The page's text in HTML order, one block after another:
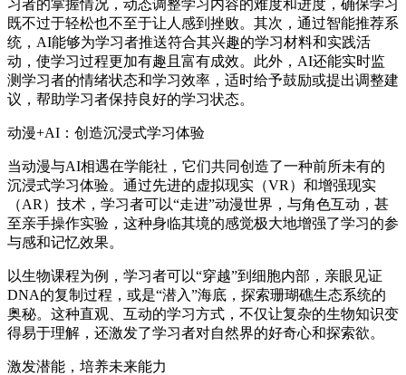
习者的掌握情况，动态调整学习内容的难度和进度，确保学习
既不过于轻松也不至于让人感到挫败。其次，通过智能推荐系
统，AI能够为学习者推送符合其兴趣的学习材料和实践活
动，使学习过程更加有趣且富有成效。此外，AI还能实时监
测学习者的情绪状态和学习效率，适时给予鼓励或提出调整建
议，帮助学习者保持良好的学习状态。
动漫+AI：创造沉浸式学习体验
当动漫与AI相遇在学能社，它们共同创造了一种前所未有的
沉浸式学习体验。通过先进的虚拟现实（VR）和增强现实
（AR）技术，学习者可以“走进”动漫世界，与角色互动，甚
至亲手操作实验，这种身临其境的感觉极大地增强了学习的参
与感和记忆效果。
以生物课程为例，学习者可以“穿越”到细胞内部，亲眼见证
DNA的复制过程，或是“潜入”海底，探索珊瑚礁生态系统的
奥秘。这种直观、互动的学习方式，不仅让复杂的生物知识变
得易于理解，还激发了学习者对自然界的好奇心和探索欲。
激发潜能，培养未来能力